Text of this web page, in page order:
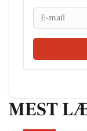
Email
MEST